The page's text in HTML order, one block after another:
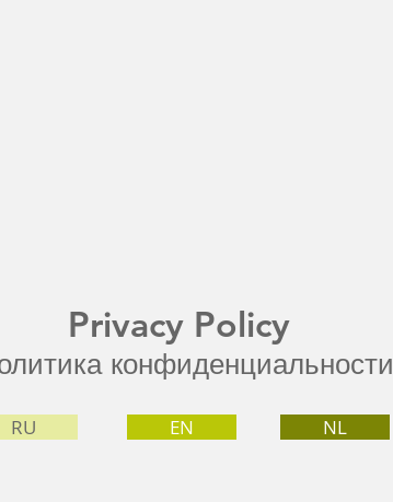
Privacy Policy
конфиденциальности
RU EN NL